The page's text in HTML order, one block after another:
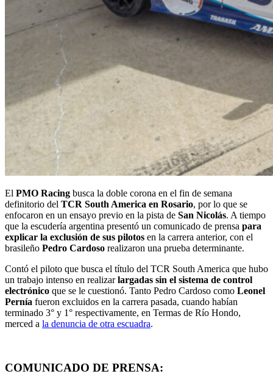
El PMO Racing busca la doble corona en el fin de semana
definitorio del TCR South America en Rosario, por lo que se
enfocaron en un ensayo previo en la pista de San Nicolás. A tiempo
que la escudería argentina presentó un comunicado de prensa para
explicar la exclusión de sus pilotos en la carrera anterior, con el
brasileño Pedro Cardoso realizaron una prueba determinante.
Contó el piloto que busca el título del TCR South America que hubo
un trabajo intenso en realizarlargadas sin el sistema de control
electrónico que se le cuestionó. Tanto Pedro Cardoso como Leonel
Pernía fueron excluidos en la carrera pasada, cuando habían
terminado 3° y 1° respectivamente, en Termas de Río Hondo,
merced a la denuncia de otra escuadra.
COMUNICADO DE PRENSA: